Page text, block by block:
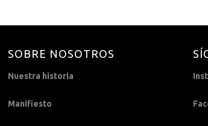
SOBRE NOSOTROS
Nuestra historia
Manifiesto